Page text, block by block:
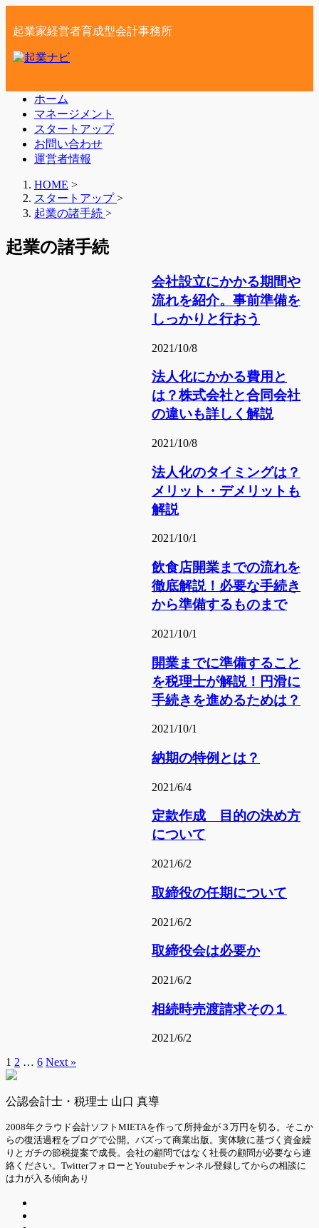
起業家経営者育成型会計事務所
ホーム
マネージメント
スタートアップ
お問い合わせ
運営者情報
HOME >
スタートアップ >
起業の諸手続 >
起業の諸手続
会社設立にかかる期間や
流れを紹介。事前準備を
しっかりと行おう
2021/10/8
法人化にかかる費用と
は？株式会社と合同会社
の違いも詳しく解説
2021/10/8
法人化のタイミングは？
メリット・デメリットも
解説
2021/10/1
飲食店開業までの流れを
徹底解説！必要な手続き
から準備するものまで
2021/10/1
開業までに準備すること
を税理士が解説！円滑に
手続きを進めるためは？
2021/10/1
納期の特例とは？
2021/6/4
定款作成 目的の決め方
について
2021/6/2
取締役の任期について
2021/6/2
取締役会は必要か
2021/6/2
相続時売渡請求その１
2021/6/2
1 2 … 6 Next »
公認会計士・税理士 山口 真導
2008年クラウド会計ソフトMIETAを作って所持金が３万円を切る。そこか
らの復活過程をブログで公開。バズって商業出版。実体験に基づく資金繰
りとガチの節税提案で成長。会社の顧問ではなく社長の顧問が必要なら連
絡ください。TwitterフォローとYoutubeチャンネル登録してからの相談に
は力が入る傾向あり